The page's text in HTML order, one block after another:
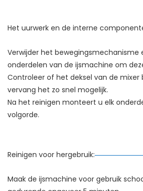
Het uurwerk en de interne
Verwijder het bewegingsmechanisme
onderdelen van de ijsmachine om
Controleer of het deksel van de mixer
vervang het zo snel mogelijk.
Na het reinigen monteert u elk
volgorde.
Reinigen voor hergebruik:
Maak de ijsmachine voor gebruik